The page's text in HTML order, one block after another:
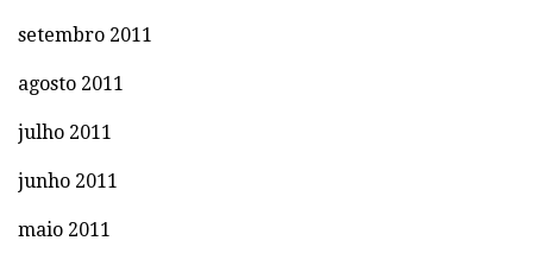
setembro 2011
agosto 2011
julho 2011
junho 2011
maio 2011